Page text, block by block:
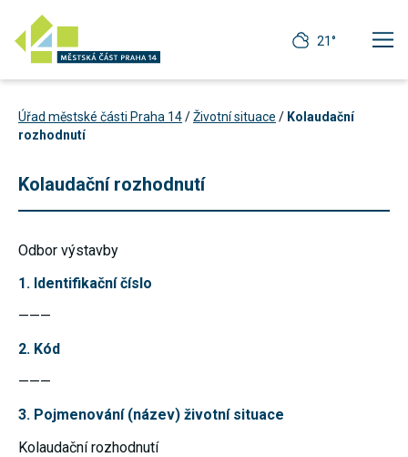
21°
Úřad městské části Praha 14/Životní situace / Kolaudační
rozhodnutí
Kolaudační rozhodnutí
Odbor výstavby
1. Identifikační číslo
———
2. Kód
———
3. Pojmenování (název) životní situace
Kolaudační rozhodnutí
nezbytné pro